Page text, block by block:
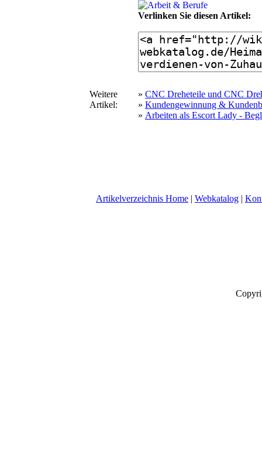
Verlinken Sie diesen Artikel:
Weitere
Artikel:
» CNC Dreheteile und CNC
» Kundengewinnung &
» Arbeiten als Escort Lady -
Artikelverzeichnis Home | Webkatalog |